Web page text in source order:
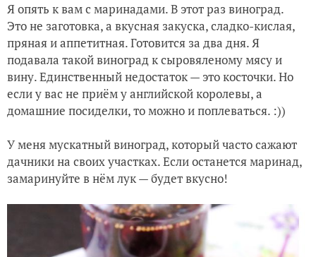
Я опять к вам с маринадами. В этот раз виноград.
Это не заготовка, а вкусная закуска, сладко-кислая,
пряная и аппетитная. Готовится за два дня. Я
подавала такой виноград к сыровяленому мясу и
вину. Единственный недостаток — это косточки. Но
если у вас не приём у английской королевы, а
домашние посиделки, то можно и поплеваться. :))
У меня мускатный виноград, который часто сажают
дачники на своих участках. Если останется маринад,
замаринуйте в нём лук — будет вкусно!